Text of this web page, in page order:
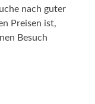
nach guter
Preisen ist,
Besuch